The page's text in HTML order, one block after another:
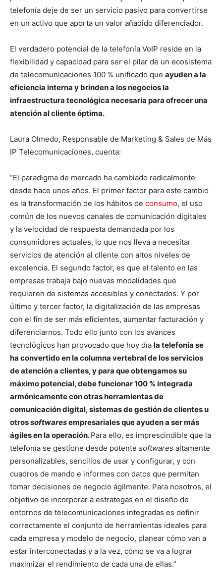
telefonía deje de ser un servicio pasivo para convertirse
en un activo que aporta un valor añadido diferenciador.
El verdadero potencial de la telefonía VoIP reside en la
flexibilidad y capacidad para ser el pilar de un ecosistema
de telecomunicaciones 100 % unificado que ayuden a la
eficiencia interna y brinden a los negocios la
infraestructura tecnológica necesaria para ofrecer una
atención al cliente óptima.
Laura Olmedo, Responsable de Marketing & Sales de Más
IP Telecomunicaciones, cuenta:
“El paradigma de mercado ha cambiado radicalmente
desde hace unos años. El primer factor para este cambio
es la transformación de los hábitos de consumo, el uso
común de los nuevos canales de comunicación digitales
y la velocidad de respuesta demandada por los
consumidores actuales, lo que nos lleva a necesitar
servicios de atención al cliente con altos niveles de
excelencia. El segundo factor, es que el talento en las
empresas trabaja bajo nuevas modalidades que
requieren de sistemas accesibles y conectados. Y por
último y tercer factor, la digitalización de las empresas
con el fin de ser más eficientes, aumentar facturación y
diferenciarnos. Todo ello junto con los avances
tecnológicos han provocado que hoy día la telefonía se
ha convertido en la columna vertebral de los servicios
de atención a clientes, y para que obtengamos su
máximo potencial, debe funcionar 100 % integrada
armónicamente con otras herramientas de
comunicación digital, sistemas de gestión de clientes u
otrossoftwaresempresariales que ayuden a ser más
ágiles en la operación.Para ello, es imprescindible que la
telefonía se gestione desde potente softwares altamente
personalizables, sencillos de usar y configurar, y con
cuadros de mando e informes con datos que permitan
tomar decisiones de negocio ágilmente. Para nosotros, el
objetivo de incorporar a estrategas en el diseño de
entornos de telecomunicaciones integradas es definir
correctamente el conjunto de herramientas ideales para
cada empresa y modelo de negocio, planear cómo van a
estar interconectadas y a la vez, cómo se va a lograr
maximizar el rendimiento de cada una de ellas.”